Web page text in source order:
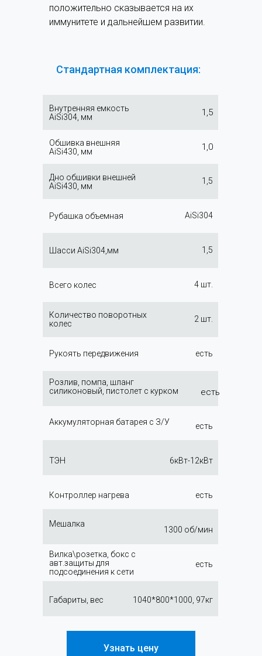
положительно сказывается на их
иммунитете и дальнейшем развитии.
Стандартная комплектация:
Внутренняя емкость
AiSi304, мм
1,5
1,0
1,5
1,5
4 шт.
2 шт.
есть
Обшивка внешняя
AiSi430, мм
Дно обшивки внешней
AiSi430, мм
Всего колес
Шасси AiSi304,мм
Количество поворотных
колес
Рукоять передвижения
Розлив, помпа, шланг
силиконовый, пистолет с курком
есть
Аккумуляторная батарея с З/У
Мешалка
1300 об/мин
Узнать цену
Контроллер нагрева есть
6кВт-12кВт
ТЭН
Вилка\розетка, бокс с
авт.защиты для
подсоединения к сети
есть
AiSi304
Рубашка объемная
есть
Габариты, вес 1040*800*1000, 97кг